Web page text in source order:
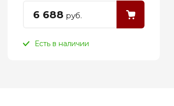
6 688 руб.
Есть в наличии